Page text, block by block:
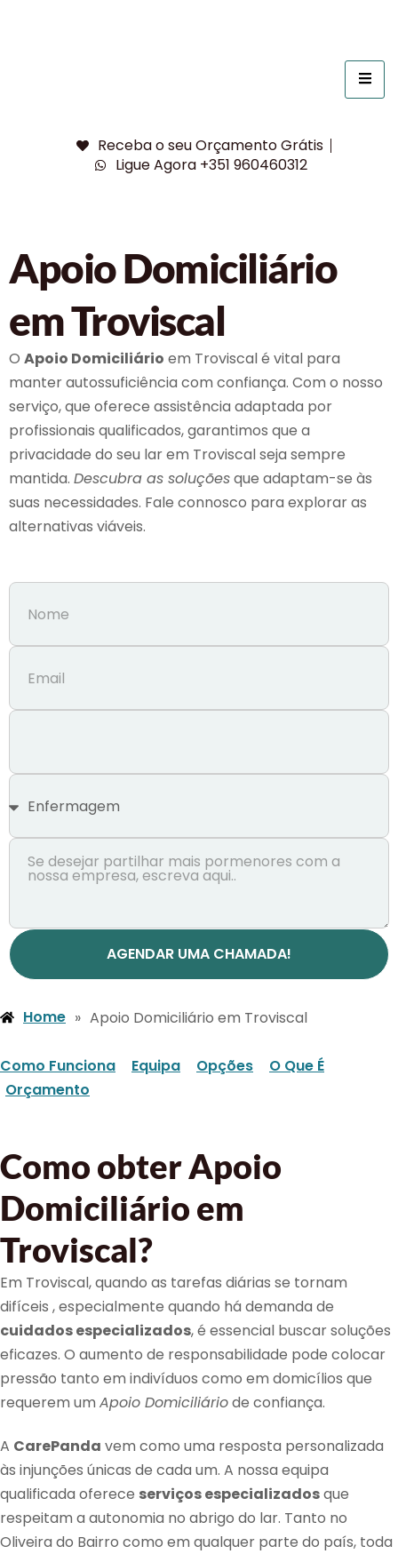
Receba o seu Orçamento Grátis
Ligue Agora +351 960460312
Apoio Domiciliário
em Troviscal
O Apoio Domiciliário em Troviscal é vital para
manter autossuficiência com confiança. Com o nosso
serviço, que oferece assistência adaptada por
profissionais qualificados, garantimos que a
privacidade do seu lar em Troviscal seja sempre
mantida. Descubra as soluçõesque adaptam-se às
suas necessidades. Fale connosco para explorar as
alternativas viáveis.
AGENDAR UMA CHAMADA!
Home » Apoio Domiciliário em Troviscal
Como Funciona Equipa Opções
O Que É
Orçamento
Como obter Apoio
Domiciliário em
Troviscal?
Em Troviscal, quando as tarefas diárias se tornam
difíceis , especialmente quando há demanda de
cuidados especializados, é essencial buscar soluções
eficazes. O aumento de responsabilidade pode colocar
pressão tanto em indivíduos como em domicílios que
requerem um Apoio Domiciliáriode confiança.
A CarePanda vem como uma resposta personalizada
às injunções únicas de cada um. A nossa equipa
qualificada oferece serviços especializadosque
respeitam a autonomia no abrigo do lar. Tanto no
Oliveira do Bairro como em qualquer parte do país, toda